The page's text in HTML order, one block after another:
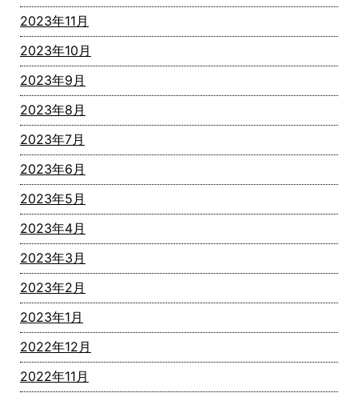
2023年11月
2023年10月
2023年9月
2023年8月
2023年7月
2023年6月
2023年5月
2023年4月
2023年3月
2023年2月
2023年1月
2022年12月
2022年11月